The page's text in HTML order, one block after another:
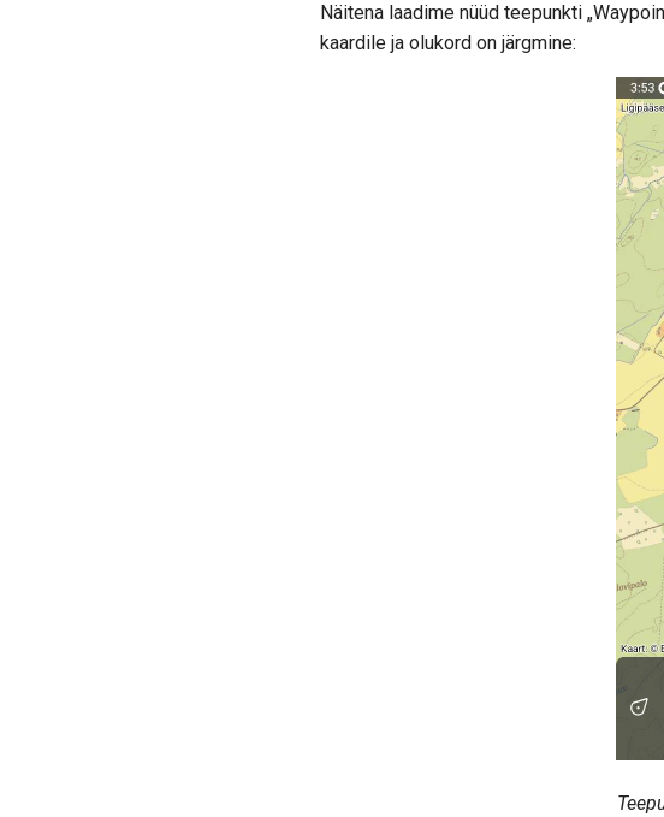
Näitena laadime nüüd teepunkti
kaardile ja olukord on järgmine: